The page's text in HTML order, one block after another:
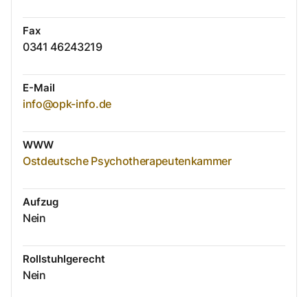
Fax
0341 46243219
E-Mail
info@opk-info.de
WWW
Ostdeutsche Psychotherapeutenkammer
Aufzug
Nein
Rollstuhlgerecht
Nein